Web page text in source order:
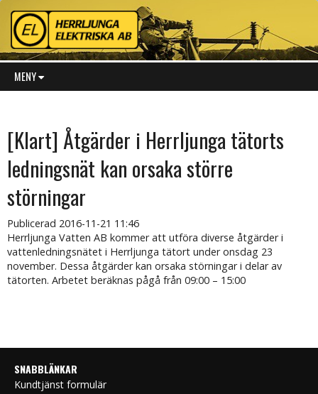
MENY
[Klart] Åtgärder i Herrljunga tätorts
ledningsnät kan orsaka större
störningar
Publicerad 2016-11-21 11:46
Herrljunga Vatten AB kommer att utföra diverse åtgärder i
vattenledningsnätet i Herrljunga tätort under onsdag 23
november. Dessa åtgärder kan orsaka störningar i delar av
tätorten. Arbetet beräknas pågå från 09:00 – 15:00
SNABBLÄNKAR
Kundtjänst formulär